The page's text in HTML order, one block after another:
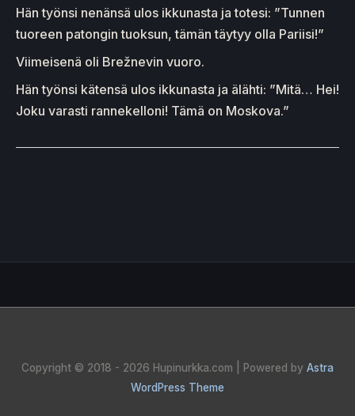
Hän työnsi nenänsä ulos ikkunasta ja totesi: ”Tunnen
tuoreen patongin tuoksun, tämän täytyy olla Pariisi!”
Viimeisenä oli Brežnevin vuoro.
Hän työnsi kätensä ulos ikkunasta ja älähti: ”Mitä… Hei!
Joku varasti rannekelloni! Tämä on Moskova.”
Copyright © 2018 - 2026 Hupinurkka.com | Powered by Astra
WordPress Theme